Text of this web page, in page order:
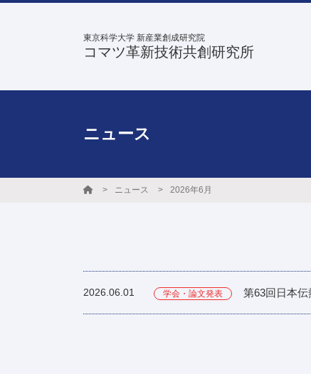
東京科学大学 新産業創成研究院
コマツ革新技術共創研究所
ニュース
ニュース 2026年6月
2026.06.01 学会・論文発表 第63回日本